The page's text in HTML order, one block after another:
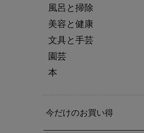
風呂と掃除
美容と健康
文具と手芸
園芸
本
今だけのお買い得